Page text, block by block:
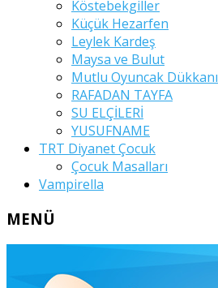
Köstebekgiller
Küçük Hezarfen
Leylek Kardeş
Maysa ve Bulut
Mutlu Oyuncak Dükkanı
RAFADAN TAYFA
SU ELÇİLERİ
YUSUFNAME
TRT Diyanet Çocuk
Çocuk Masalları
Vampirella
MENÜ